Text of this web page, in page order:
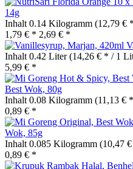
14g
Inhalt 0.14 Kilogramm (12,79 €
1,79 € * 2,69 € *
Inhalt 0.42 Liter(14,26 € * / 1
5,99 € *
Best Wok, 80g
Inhalt 0.08 Kilogramm (11,13 €
0,89 € *
Wok, 85g
Inhalt 0.085 Kilogramm (10,47
0,89 € *